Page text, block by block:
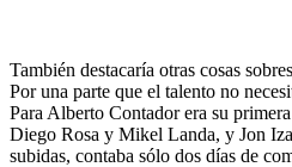
También destacaría otras cosas
Por una parte que el talento no
Para Alberto Contador era su
Diego Rosa y Mikel Landa, y Jon
subidas, contaba sólo dos días de